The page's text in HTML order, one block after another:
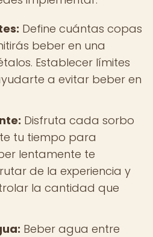
Define cuántas copas
beber en una
Establecer límites
a evitar beber en
Disfruta cada sorbo
tu tiempo para
lentamente te
de la experiencia y
la cantidad que
Beber agua entre